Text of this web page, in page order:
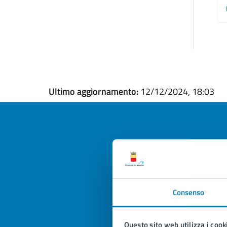
Consenso
Ultimo aggiornamento: 12/12/2024, 18:03
Valuta